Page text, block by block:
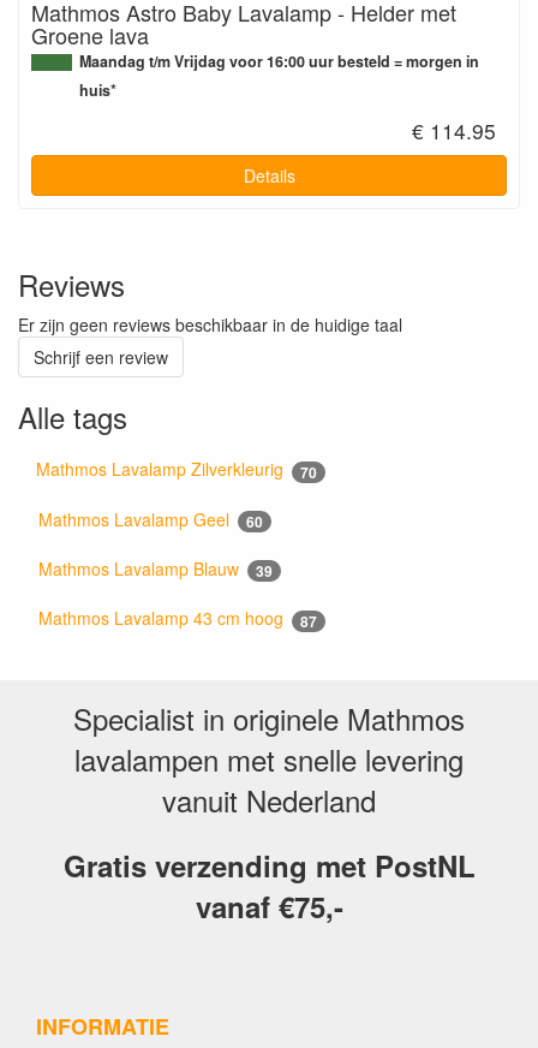
Mathmos Astro Baby Lavalamp - Helder met
Groene lava
Maandag t/m Vrijdag voor 16:00 uur besteld = morgen in
huis*
€ 114.95
Details
Reviews
Er zijn geen reviews beschikbaar in de huidige taal
Schrijf een review
Alle tags
Mathmos Lavalamp Zilverkleurig 70
Mathmos Lavalamp Geel 60
Mathmos Lavalamp Blauw 39
Mathmos Lavalamp 43 cm hoog 87
Specialist in originele Mathmos
lavalampen met snelle levering
vanuit Nederland
Gratis verzending met PostNL
vanaf €75,-
INFORMATIE